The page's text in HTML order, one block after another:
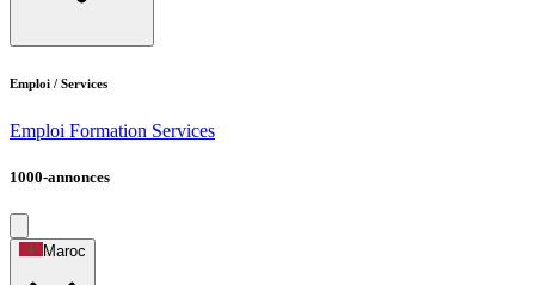
Emploi / Services
Emploi Formation Services
1000-annonces
Maroc